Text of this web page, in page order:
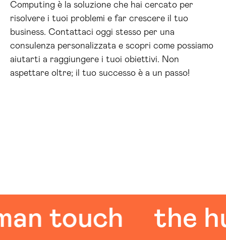
Computing è la soluzione che hai cercato per
risolvere i tuoi problemi e far crescere il tuo
business. Contattaci oggi stesso per una
consulenza personalizzata e scopri come possiamo
aiutarti a raggiungere i tuoi obiettivi. Non
aspettare oltre; il tuo successo è a un passo!
touch the